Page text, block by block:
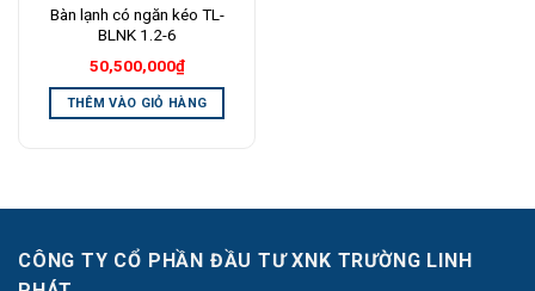
Bàn lạnh có ngăn kéo TL-
BLNK 1.2-6
50,500,000₫
THÊM VÀO GIỎ HÀNG
CÔNG TY CỔ PHẦN ĐẦU TƯ XNK TRƯỜNG LINH